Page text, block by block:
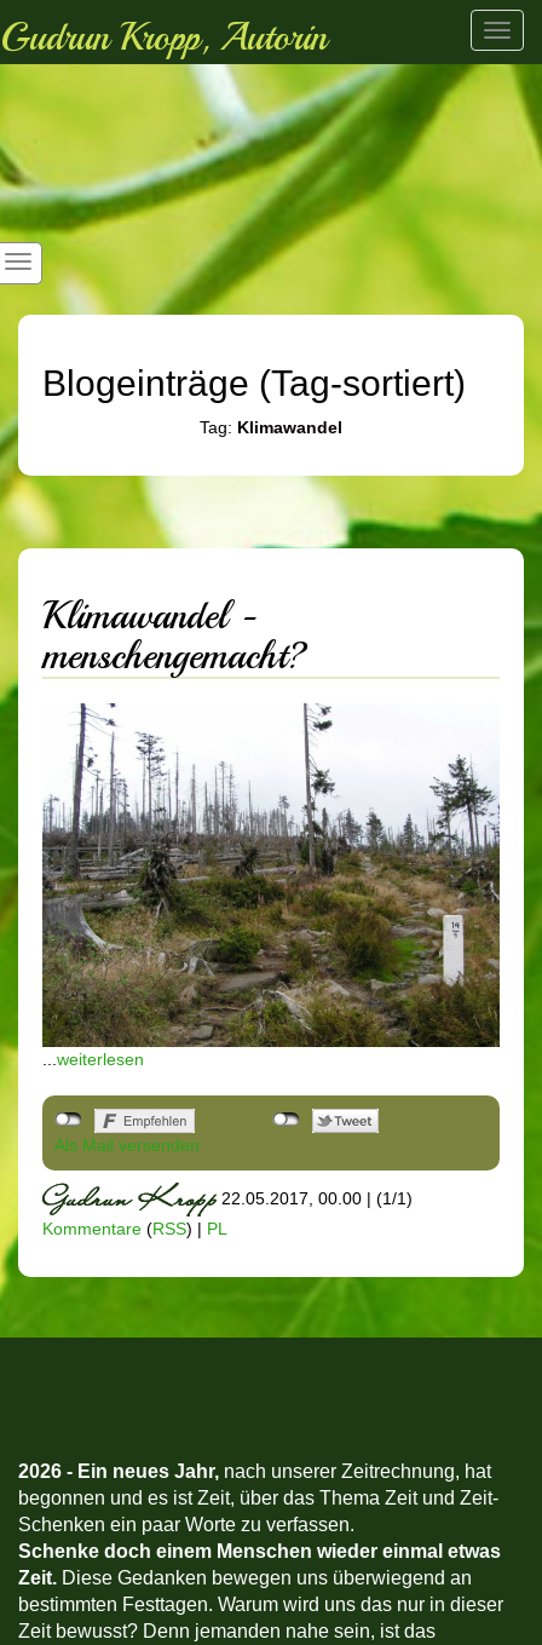
Gudrun Kropp, Autorin
Blogeinträge (Tag-sortiert)
Tag: Klimawandel
Klimawandel -
menschengemacht?
weiterlesen
Als Mail versenden
22.05.2017, 00.00 | (1/1)
Kommentare (RSS) | PL
2026 - Ein neues Jahr, nach unserer Zeitrechnung, hat
begonnen und es ist Zeit, über das Thema Zeit und Zeit-
Schenken ein paar Worte zu verfassen.
Schenke doch einem Menschen wieder einmal etwas
Zeit. Diese Gedanken bewegen uns überwiegend an
bestimmten Festtagen. Warum wird uns das nur in dieser
Zeit bewusst? Denn jemanden nahe sein, ist das